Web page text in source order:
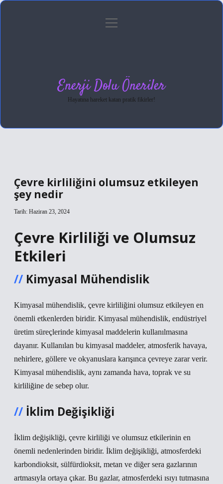
Gizlilik Politikası
menüyü
Enerji Dolu Öneriler
Hayatına hareket katan pratik fikirler!
Çevre kirliliğini olumsuz etkileyen
şey nedir
Tarih: Haziran 23, 2024
Çevre Kirliliği ve Olumsuz
Etkileri
Kimyasal Mühendislik
Kimyasal mühendislik, çevre kirliliğini olumsuz etkileyen en
önemli etkenlerden biridir. Kimyasal mühendislik, endüstriyel
üretim süreçlerinde kimyasal maddelerin kullanılmasına
dayanır. Kullanılan bu kimyasal maddeler, atmosferik havaya,
nehirlere, göllere ve okyanuslara karışınca çevreye zarar verir.
Kimyasal mühendislik, aynı zamanda hava, toprak ve su
kirliliğine de sebep olur.
İklim Değişikliği
İklim değişikliği, çevre kirliliği ve olumsuz etkilerinin en
önemli nedenlerinden biridir. İklim değişikliği, atmosferdeki
karbondioksit, sülfürdioksit, metan ve diğer sera gazlarının
artmasıyla ortaya çıkar. Bu gazlar, atmosferdeki ısıyı tutmasına